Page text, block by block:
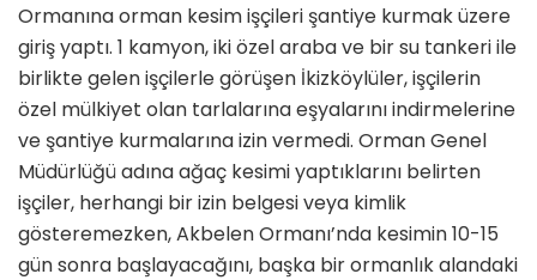
Ormanına orman kesim işçileri şantiye kurmak üzere
giriş yaptı. 1 kamyon, iki özel araba ve bir su tankeri ile
birlikte gelen işçilerle görüşen İkizköylüler, işçilerin
özel mülkiyet olan tarlalarına eşyalarını indirmelerine
ve şantiye kurmalarına izin vermedi. Orman Genel
Müdürlüğü adına ağaç kesimi yaptıklarını belirten
işçiler, herhangi bir izin belgesi veya kimlik
gösteremezken, Akbelen Ormanı’nda kesimin 10-15
gün sonra başlayacağını, başka bir ormanlık alandaki